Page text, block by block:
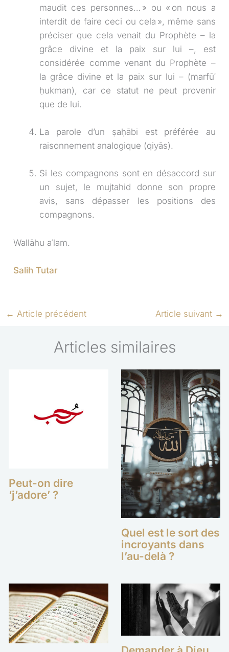
maudit ces personnes… » ou « on nous a
interdit de faire ceci ou cela », même sans
préciser que cela venait du Prophète – la
grâce divine et la paix sur lui –, est
considérée comme venant du Prophète –
la grâce divine et la paix sur lui – (marfūʿ
ḥukman), car ce statut ne peut provenir
que de lui.
La parole d’un ṣaḥābi est préférée au
raisonnement analogique (qiyās).
Si les compagnons sont en désaccord sur
un sujet, le mujtahid donne son propre
avis, sans dépasser les positions des
compagnons.
Wallāhu aʿlam.
Salih Tutar
← Article précédent Article suivant →
Articles similaires
Peut-on dire
‘j’adore’ ?
Quel est le sort des
incroyants dans
l’au-delà ?